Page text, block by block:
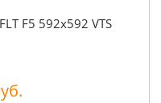
F5 592x592 VTS